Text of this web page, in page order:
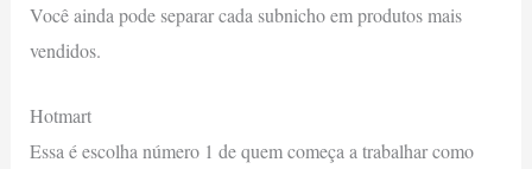
Você ainda pode separar cada subnicho em produtos mais
vendidos.
Hotmart
Essa é escolha número 1 de quem começa a trabalhar como